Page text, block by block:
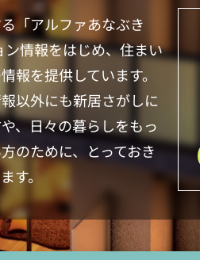
「アルファあなぶき
情報をはじめ、住まい
報を提供しています。
以外にも新居さがしに
、日々の暮らしをもっ
のために、とっておき
す。